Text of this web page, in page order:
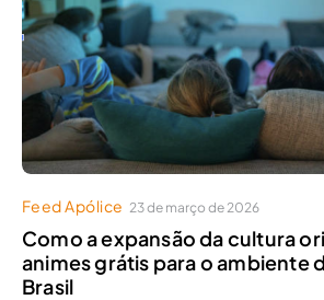
Feed Apólice 23 de março de 2026
Como a expansão da cultura
animes grátis para o ambiente
Brasil